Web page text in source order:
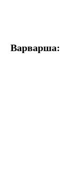
Варварша: